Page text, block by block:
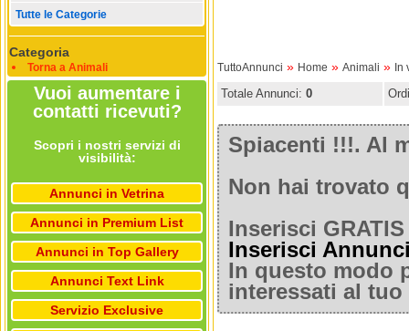
Tutte le Categorie
Categoria
Torna a Animali
Vuoi aumentare i
contatti ricevuti?
Scopri i nostri servizi di
visibilità:
Annunci in Vetrina
Annunci in Premium List
Annunci in Top Gallery
Annunci Text Link
Servizio Exclusive
TuttoAnnunci » Home » Animali » In
Totale Annunci: 0
Spiacenti !!!. Al
Non hai trovato
Inserisci
Inserisci
In questo modo
interessati al